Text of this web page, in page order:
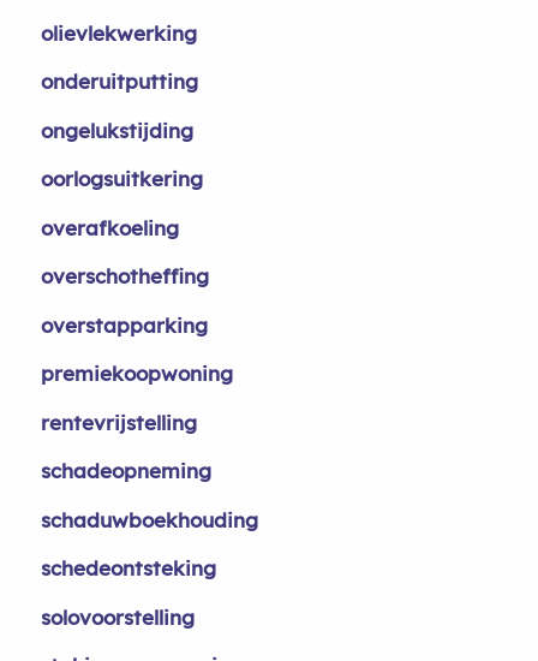
olievlekwerking
onderuitputting
ongelukstijding
oorlogsuitkering
overafkoeling
overschotheffing
overstapparking
premiekoopwoning
rentevrijstelling
schadeopneming
schaduwboekhouding
schedeontsteking
solovoorstelling